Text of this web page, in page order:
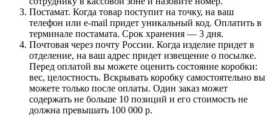
Постамат. Когда товар поступит на точку, на ваш
телефон или e-mail придет уникальный код. Оплатить в
терминале постамата. Срок хранения — 3 дня.
Почтовая через почту России. Когда изделие придет в
отделение, на ваш адрес придет извещение о посылке.
Перед оплатой вы можете оценить состояние коробки:
вес, целостность. Вскрывать коробку самостоятельно вы
можете только после оплаты. Один заказ может
содержать не больше 10 позиций и его стоимость не
должна превышать 100 000 р.